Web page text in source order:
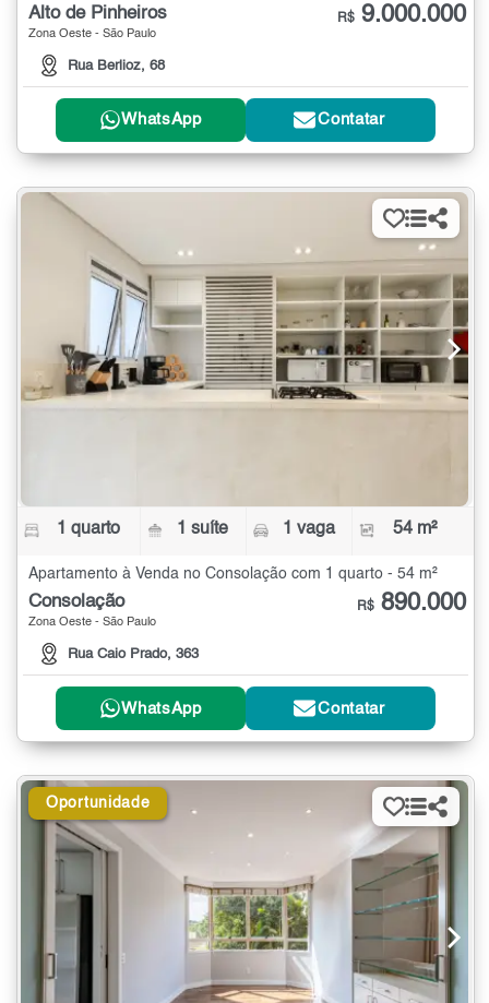
Alto de Pinheiros
Zona Oeste - São Paulo
Rua Berlioz, 68
R$ 9.000.000
WhatsApp Contatar
1 quarto 1 suíte 1 vaga 54 m²
Apartamento à Venda no Consolação com 1 quarto - 54 m²
Consolação
Zona Oeste - São Paulo
Rua Caio Prado, 363
R$ 890.000
WhatsApp Contatar
Oportunidade